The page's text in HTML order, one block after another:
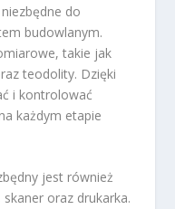
do
budowlanym.
takie jak
teodolity. Dzięki
i kontrolować
każdym etapie
jest również
oraz drukarka.